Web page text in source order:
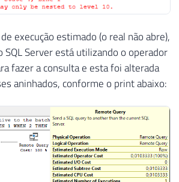
execução estimado (o real não abre),
Server está utilizando o operador
fazer a consulta e esta foi alterada
aninhados, conforme o print abaixo: